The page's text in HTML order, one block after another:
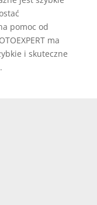
pomoc od
ma
i skuteczne